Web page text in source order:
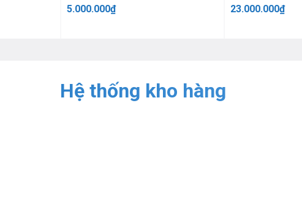
5.000.000₫ 23.000.000₫
Hệ thống kho hàng